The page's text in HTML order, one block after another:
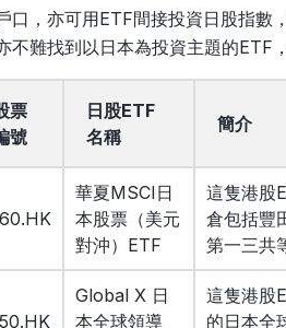
口，亦可用ETF間接投資日股指數
不難找到以日本為投資主題的ETF
票
號
日股ETF
名稱
簡介
華夏MSCI日
本股票（美元
對沖）ETF
這隻港股
倉包括豐
第一三共
Global X 日
本全球領導
這隻港股
的日本全